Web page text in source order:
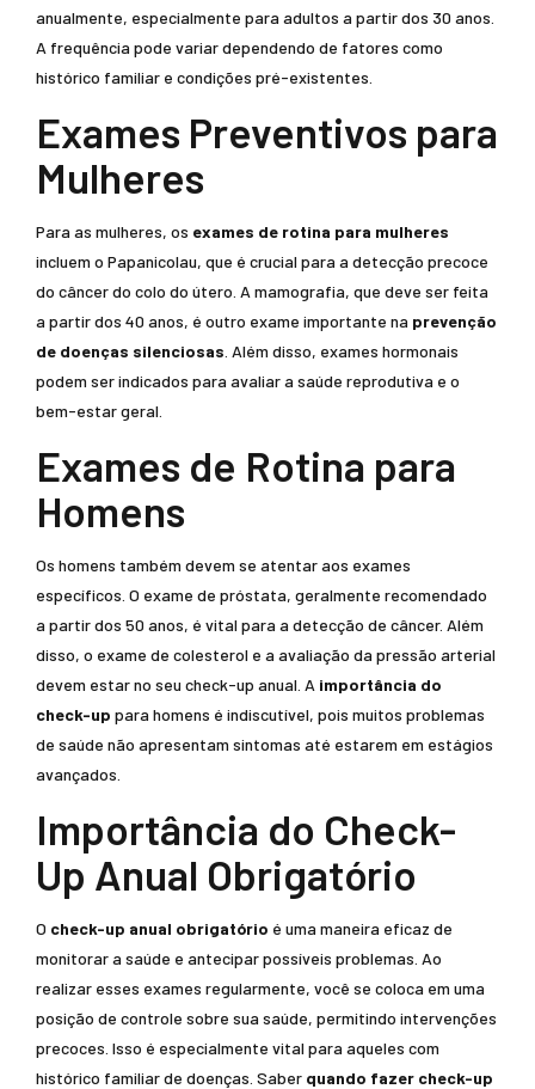
anualmente, especialmente para adultos a partir dos 30 anos.
A frequência pode variar dependendo de fatores como
histórico familiar e condições pré-existentes.
Exames Preventivos para
Mulheres
Para as mulheres, os exames de rotina para mulheres
incluem o Papanicolau, que é crucial para a detecção precoce
do câncer do colo do útero. A mamografia, que deve ser feita
a partir dos 40 anos, é outro exame importante na prevenção
de doenças silenciosas . Além disso, exames hormonais
podem ser indicados para avaliar a saúde reprodutiva e o
bem-estar geral.
Exames de Rotina para
Homens
Os homens também devem se atentar aos exames
específicos. O exame de próstata, geralmente recomendado
a partir dos 50 anos, é vital para a detecção de câncer. Além
disso, o exame de colesterol e a avaliação da pressão arterial
devem estar no seu check-up anual. A importância do
check-up para homens é indiscutível, pois muitos problemas
de saúde não apresentam sintomas até estarem em estágios
avançados.
Importância do Check-
Up Anual Obrigatório
O check-up anual obrigatório é uma maneira eficaz de
monitorar a saúde e antecipar possíveis problemas. Ao
realizar esses exames regularmente, você se coloca em uma
posição de controle sobre sua saúde, permitindo intervenções
precoces. Isso é especialmente vital para aqueles com
histórico familiar de doenças. Saber quando fazer check-up